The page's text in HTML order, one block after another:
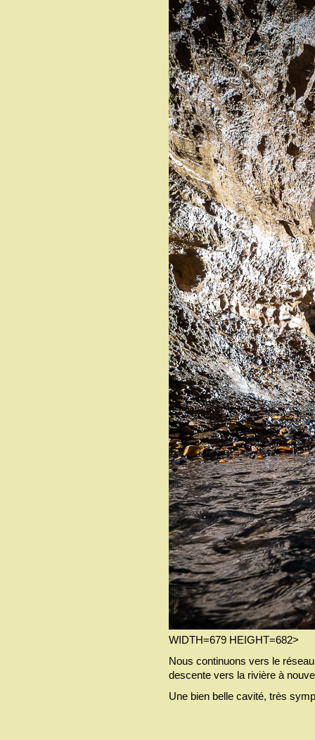
WIDTH=679 HEIGHT=682>
Nous continuons vers le
descente vers la rivière à
Une bien belle cavité, très